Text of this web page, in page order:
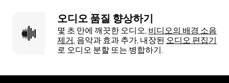
오디오 품질 향상하기
몇 초 만에 깨끗한 오디오, 비디오의 배경 소음
제거 , 음악과 효과 추가, 내장된 오디오 편집기
로 오디오 분할 또는 병합하기.